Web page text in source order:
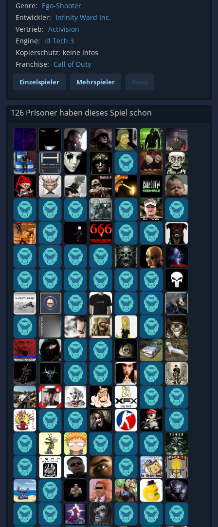
Genre: Ego-Shooter
Entwickler: Infinity Ward Inc.
Vertrieb: Activision
Engine: id Tech 3
Kopierschutz: keine Infos
Franchise: Call of Duty
Einzelspieler Mehrspieler Koop
126 Prisoner haben dieses Spiel schon